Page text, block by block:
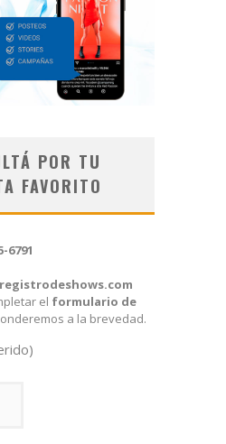
POR TU
FAVORITO
6791
el formulario de
a la brevedad.